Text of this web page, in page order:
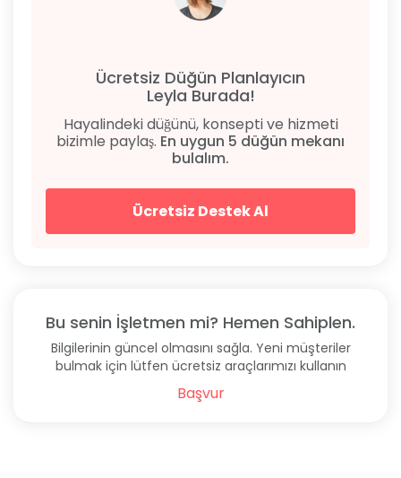
Ücretsiz Düğün Planlayıcın
Leyla Burada!
Hayalindeki düğünü, konsepti ve hizmeti
bizimle paylaş. En uygun 5 düğün mekanı
bulalım.
Ücretsiz Destek Al
Bu senin İşletmen mi? Hemen Sahiplen.
Bilgilerinin güncel olmasını sağla. Yeni müşteriler
bulmak için lütfen ücretsiz araçlarımızı kullanın
Başvur